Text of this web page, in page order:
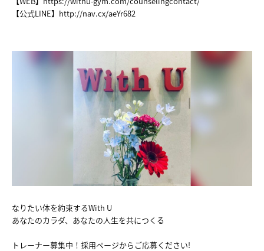
NEWS
MENU&PRICE
【公式LINE】 http://nav.cx/aeYr682
なりたい体を約束するWith U
あなたのカラダ、あなたの人生を共につくる
トレーナー募集中！採用ページからご応募ください!